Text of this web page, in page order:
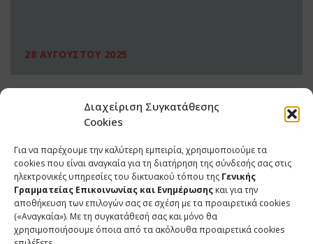
Διαχείριση Συγκατάθεσης
Cookies
Για να παρέχουμε την καλύτερη εμπειρία, χρησιμοποιούμε τα
cookies που είναι αναγκαία για τη διατήρηση της σύνδεσής σας στις
ηλεκτρονικές υπηρεσίες του δικτυακού τόπου της Γενικής
Γραμματείας Επικοινωνίας και Ενημέρωσης και για την
αποθήκευση των επιλογών σας σε σχέση με τα προαιρετικά cookies
(«Αναγκαία»). Με τη συγκατάθεσή σας και μόνο θα
χρησιμοποιήσουμε όποια από τα ακόλουθα προαιρετικά cookies
28 ΑΥΓΟΥΣΤΟΥ 2025
ΕΠΙΚΟΙΝΩΝΙΑ